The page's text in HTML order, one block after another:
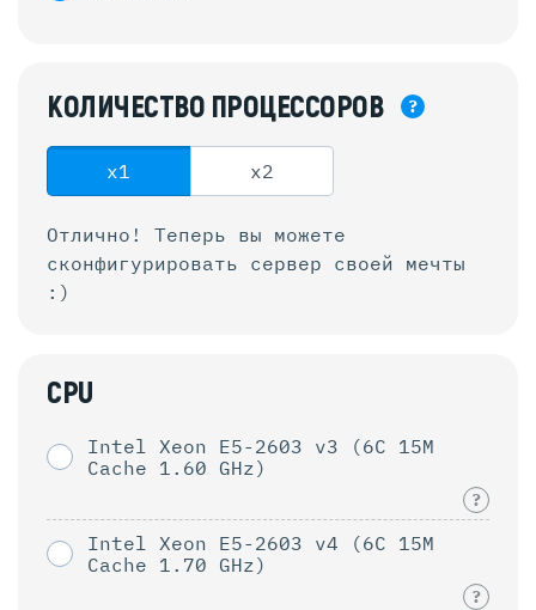
КОЛИЧЕСТВО ПРОЦЕССОРОВ ?
x1 x2
Отлично! Теперь вы можете
сконфигурировать сервер своей мечты
:)
CPU
Intel Xeon E5-2603 v3 (6C 15M
Cache 1.60 GHz)
?
Intel Xeon E5-2603 v4 (6C 15M
Cache 1.70 GHz)
?